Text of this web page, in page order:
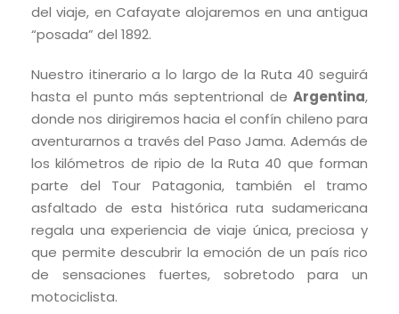
del viaje, en Cafayate alojaremos en una antigua
“posada” del 1892.
Nuestro itinerario a lo largo de la Ruta 40 seguirá
hasta el punto más septentrional de Argentina,
donde nos dirigiremos hacia el confín chileno para
aventurarnos a través del Paso Jama. Además de
los kilómetros de ripio de la Ruta 40 que forman
parte del Tour Patagonia, también el tramo
asfaltado de esta histórica ruta sudamericana
regala una experiencia de viaje única, preciosa y
que permite descubrir la emoción de un país rico
de sensaciones fuertes, sobretodo para un
motociclista.